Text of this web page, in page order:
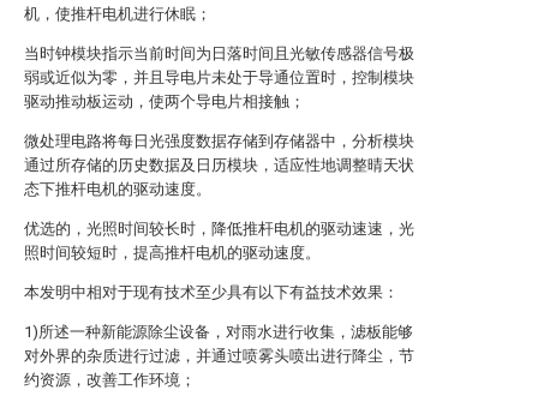
机，使推杆电机进行休眠；
当时钟模块指示当前时间为日落时间且光敏传感器信号极
弱或近似为零，并且导电片未处于导通位置时，控制模块
驱动推动板运动，使两个导电片相接触；
微处理电路将每日光强度数据存储到存储器中，分析模块
通过所存储的历史数据及日历模块，适应性地调整晴天状
态下推杆电机的驱动速度。
优选的，光照时间较长时，降低推杆电机的驱动速速，光
照时间较短时，提高推杆电机的驱动速度。
本发明中相对于现有技术至少具有以下有益技术效果：
1)所述一种新能源除尘设备，对雨水进行收集，滤板能够
对外界的杂质进行过滤，并通过喷雾头喷出进行降尘，节
约资源，改善工作环境；